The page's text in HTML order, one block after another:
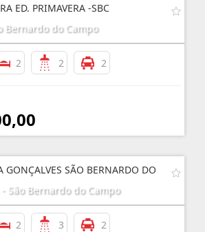
ED. PRIMAVERA -SBC
Bernardo do Campo
2 2 2
GONÇALVES SÃO BERNARDO DO
São Bernardo do Campo
2 3 2